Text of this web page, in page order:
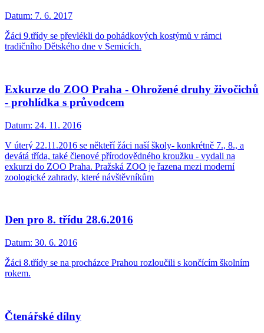
Datum: 7. 6. 2017
Žáci 9.třídy se převlékli do pohádkových kostýmů v rámci
tradičního Dětského dne v Semicích.
Exkurze do ZOO Praha - Ohrožené druhy živočichů
- prohlídka s průvodcem
Datum: 24. 11. 2016
V úterý 22.11.2016 se někteří žáci naší školy- konkrétně 7., 8., a
devátá třída, také členové přírodovědného kroužku - vydali na
exkurzi do ZOO Praha. Pražská ZOO je řazena mezi moderní
zoologické zahrady, které návštěvníkům
Den pro 8. třídu 28.6.2016
Datum: 30. 6. 2016
Žáci 8.třídy se na procházce Prahou rozloučili s končícím školním
rokem.
Čtenářské dílny